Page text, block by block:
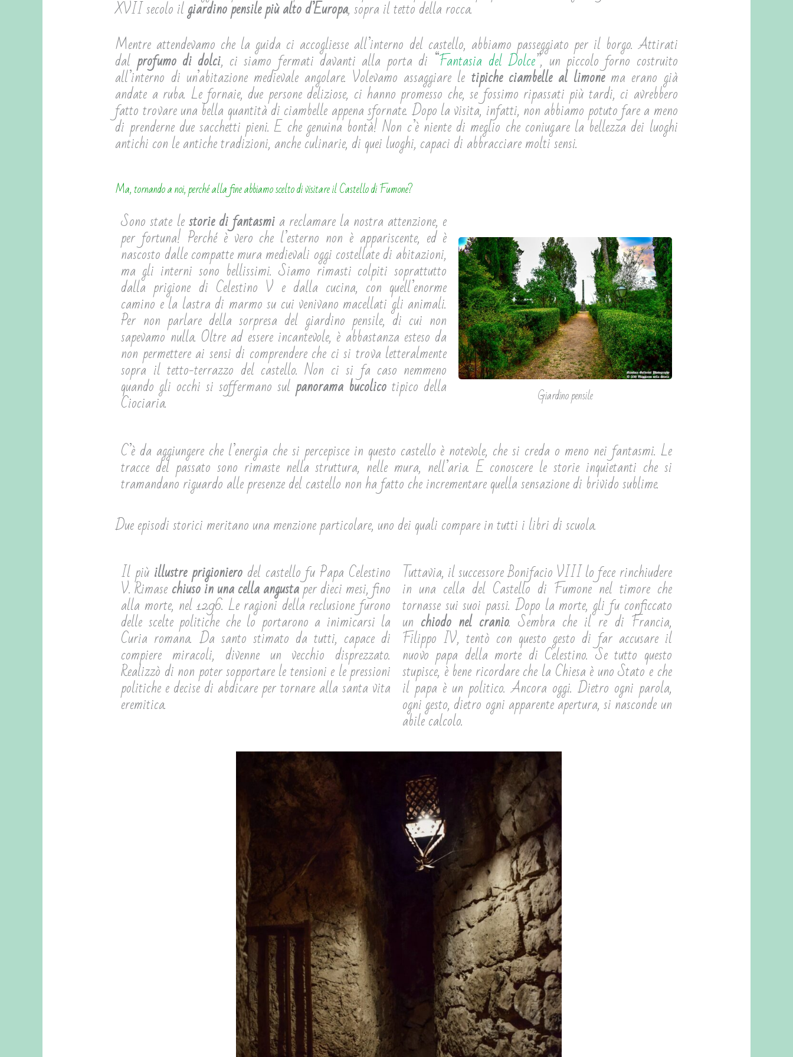
XVII secolo ilgiardino pensile più alto d’Europa, sopra il tetto della rocca.
Mentre attendevamo che la guida ci accogliesse all’interno del castello, abbiamo passeggiato per il borgo. Attirati
dal profumo di dolci, ci siamo fermati davanti alla porta di “Fantasia del Dolce”, un piccolo forno costruito
all’interno di un’abitazione medievale angolare. Volevamo assaggiare le tipiche ciambelle al limonema erano già
andate a ruba. Le fornaie, due persone deliziose, ci hanno promesso che, se fossimo ripassati più tardi, ci avrebbero
fatto trovare una bella quantità di ciambelle appena sfornate. Dopo la visita, infatti, non abbiamo potuto fare a meno
di prenderne due sacchetti pieni. E che genuina bontà! Non c’è niente di meglio che coniugare la bellezza dei luoghi
antichi con le antiche tradizioni, anche culinarie, di quei luoghi, capaci di abbracciare molti sensi.
Ma, tornando a noi, perché alla fine abbiamo scelto di visitare il Castello di Fumone?
Sono state lestorie di fantasmia reclamare la nostra attenzione, e
per fortuna! Perché è vero che l’esterno non è appariscente, ed è
nascosto dalle compatte mura medievali oggi costellate di abitazioni,
ma gli interni sono bellissimi. Siamo rimasti colpiti soprattutto
dalla prigione di Celestino V e dalla cucina, con quell’enorme
camino e la lastra di marmo su cui venivano macellati gli animali.
Per non parlare della sorpresa del giardino pensile, di cui non
sapevamo nulla. Oltre ad essere incantevole, è abbastanza esteso da
non permettere ai sensi di comprendere che ci si trova letteralmente
sopra il tetto-terrazzo del castello. Non ci si fa caso nemmeno
quando gli occhi si soffermano sulpanorama bucolico tipico della
Ciociaria. Giardino pensile
C’è da aggiungere che l’energia che si percepisce in questo castello è notevole, che si creda o meno nei fantasmi. Le
tracce del passato sono rimaste nella struttura, nelle mura, nell’aria. E conoscere le storie inquietanti che si
tramandano riguardo alle presenze del castello non ha fatto che incrementare quella sensazione di brivido sublime.
Due episodi storici meritano una menzione particolare, uno dei quali compare in tutti i libri di scuola.
Il più illustre prigionierodel castello fu Papa Celestino
V. Rimasechiuso in una cella angustaper dieci mesi, fino
alla morte, nel 1296. Le ragioni della reclusione furono
delle scelte politiche che lo portarono a inimicarsi la
Curia romana. Da santo stimato da tutti, capace di
compiere miracoli, divenne un vecchio disprezzato.
Realizzò di non poter sopportare le tensioni e le pressioni
politiche e decise di abdicare per tornare alla santa vita
eremitica.
Tuttavia, il successore Bonifacio VIII lo fece rinchiudere
in una cella del Castello di Fumone nel timore che
tornasse sui suoi passi. Dopo la morte, gli fu conficcato
un chiodo nel cranio. Sembra che il re di Francia,
Filippo IV, tentò con questo gesto di far accusare il
nuovo papa della morte di Celestino. Se tutto questo
stupisce, è bene ricordare che la Chiesa è uno Stato e che
il papa è un politico. Ancora oggi. Dietro ogni parola,
ogni gesto, dietro ogni apparente apertura, si nasconde un
abile calcolo.